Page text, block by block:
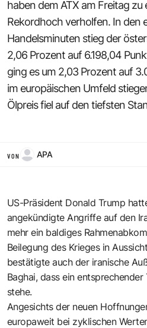
haben dem ATX am Freitag zu
Rekordhoch verholfen. In den
Handelsminuten stieg der
2,06 Prozent auf 6.198,04
ging es um 2,03 Prozent auf
im europäischen Umfeld
Ölpreis fiel auf den tiefsten
VON APA
US-Präsident Donald Trump
angekündigte Angriffe auf den
mehr ein baldiges
Beilegung des Krieges in
bestätigte auch der iranische
Baghai, dass ein
stehe.
Angesichts der neuen
europaweit bei zyklischen